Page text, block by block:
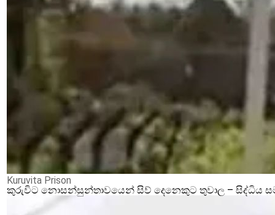
Kuruvita Prison
කුරුවිට නොසන්සුන්තාවයෙන් සිව් දෙනෙකුට තුවාල – සිද්ධිය